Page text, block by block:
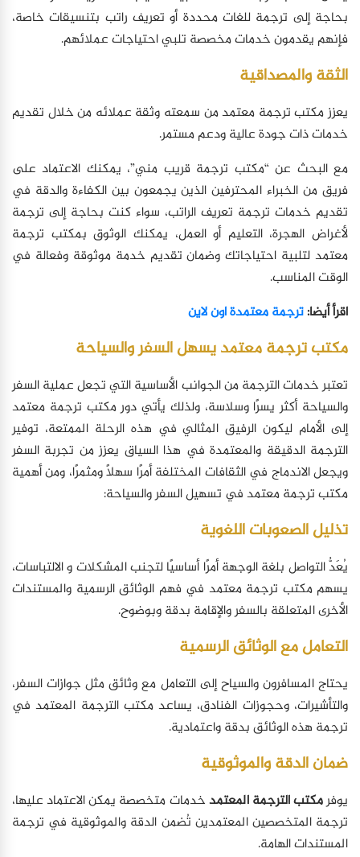
بحاجة إلى ترجمة للغات محددة أو تعريف راتب بتنسيقات خاصة،
فإنهم يقدمون خدمات مخصصة تلبي احتياجات عملائهم.
الثقة والمصداقية
يعزز مكتب ترجمة معتمد من سمعته وثقة عملائه من خلال تقديم
خدمات ذات جودة عالية ودعم مستمر.
مع البحث عن “مكتب ترجمة قريب مني”، يمكنك الاعتماد على
فريق من الخبراء المحترفين الذين يجمعون بين الكفاءة والدقة في
تقديم خدمات ترجمة تعريف الراتب، سواء كنت بحاجة إلى ترجمة
لأغراض الهجرة، التعليم أو العمل، يمكنك الوثوق بمكتب ترجمة
معتمد لتلبية احتياجاتك وضمان تقديم خدمة موثوقة وفعالة في
الوقت المناسب.
اقرأ أيضا:ترجمة معتمدة اون لاين
مكتب ترجمة معتمد يسهل السفر والسياحة
تعتبر خدمات الترجمة من الجوانب الأساسية التي تجعل عملية السفر
والسياحة أكثر يسرًا وسلاسة، ولذلك يأتي دور مكتب ترجمة معتمد
إلى الأمام ليكون الرفيق المثالي في هذه الرحلة الممتعة، توفير
الترجمة الدقيقة والمعتمدة في هذا السياق يعزز من تجربة السفر
ويجعل الاندماج في الثقافات المختلفة أمرًا سهلاً ومثمرًا، ومن أهمية
مكتب ترجمة معتمد في تسهيل السفر والسياحة:
تذليل الصعوبات اللغوية
يُعَدُّ التواصل بلغة الوجهة أمرًا أساسيًا لتجنب المشكلات و الالتباسات،
يسهم مكتب ترجمة معتمد في فهم الوثائق الرسمية والمستندات
الأخرى المتعلقة بالسفر والإقامة بدقة وبوضوح.
التعامل مع الوثائق الرسمية
يحتاج المسافرون والسياح إلى التعامل مع وثائق مثل جوازات السفر،
والتأشيرات، وحجوزات الفنادق، يساعد مكتب الترجمة المعتمد في
ترجمة هذه الوثائق بدقة واعتمادية.
ضمان الدقة والموثوقية
يوفرمكتب الترجمة المعتمدخدمات متخصصة يمكن الاعتماد عليها،
ترجمة المتخصصين المعتمدين تُضمن الدقة والموثوقية في ترجمة
المستندات الهامة.